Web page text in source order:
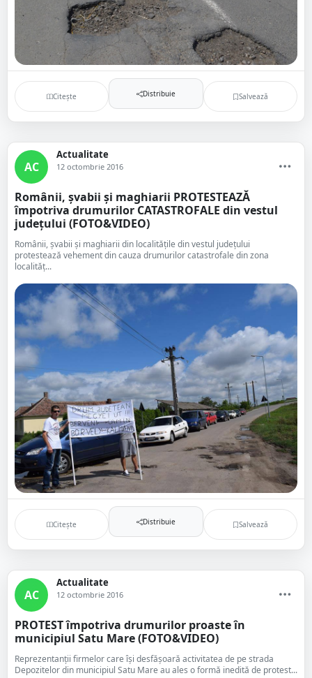
Citește Distribuie Salvează
AC
Actualitate
12 octombrie 2016
Românii, șvabii și maghiarii PROTESTEAZĂ
împotriva drumurilor CATASTROFALE din vestul
județului (FOTO&VIDEO)
Românii, șvabii și maghiarii din localitățile din vestul județului
protestează vehement din cauza drumurilor catastrofale din zona
localităț...
Citește Distribuie Salvează
AC
Actualitate
12 octombrie 2016
PROTEST împotriva drumurilor proaste în
municipiul Satu Mare (FOTO&VIDEO)
Reprezentanții firmelor care își desfășoară activitatea de pe strada
Depozitelor din municipiul Satu Mare au ales o formă inedită de protest...